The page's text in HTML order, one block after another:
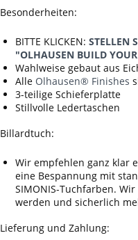
Besonderheiten:
BITTE KLICKEN: STELLEN
"OLHAUSEN BUILD
Wahlweise gebaut aus
Alle Olhausen® Finishes
3-teilige Schieferplatte
Stillvolle Ledertaschen
Billardtuch:
Wir empfehlen ganz klar
eine Bespannung mit
SIMONIS-Tuchfarben.
werden und sicherlich
Lieferung und Zahlung: